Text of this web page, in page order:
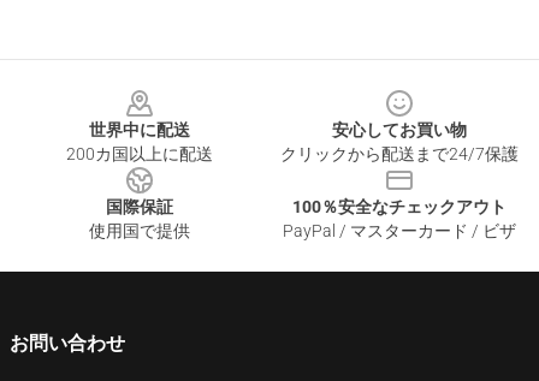
世界中に配送
200カ国以上に配送
安心してお買い物
クリックから配送まで24/7保護
国際保証
使用国で提供
100％安全なチェックアウト
PayPal / マスターカード / ビザ
お問い合わせ